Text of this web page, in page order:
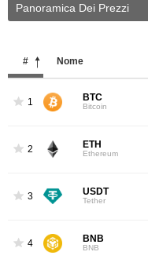
Panoramica Dei Prezzi
# Nome
1 BTC
Bitcoin
2 ETH
Ethereum
3 USDT
Tether
4 BNB
BNB